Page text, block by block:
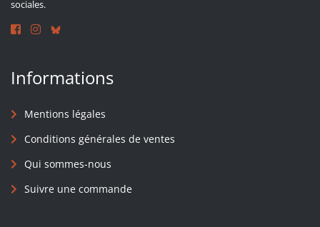
sociales.
Informations
Mentions légales
Conditions générales de ventes
Qui sommes-nous
Suivre une commande